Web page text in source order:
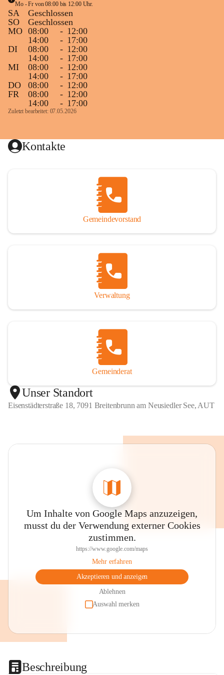
Mo - Fr von 08:00 bis 12:00 Uhr.
SA
Geschlossen
SO
Geschlossen
MO 08:00 - 12:00
14:00
- 17:00
DI
08:00 - 12:00
14:00
- 17:00
MI
08:00 - 12:00
14:00
- 17:00
DO
08:00 - 12:00
FR
08:00 - 12:00
14:00
- 17:00
Zuletzt bearbeitet: 07.05.2026
Kontakte
Gemeindevorstand
Verwaltung
Gemeinderat
Unser Standort
Eisenstädterstraße 18, 7091 Breitenbrunn am Neusiedler See, AUT
Um Inhalte von Google Maps anzuzeigen,
musst du der Verwendung externer Cookies
zustimmen.
https://www.google.com/maps
Mehr erfahren
Akzeptieren und anzeigen
Ablehnen
Auswahl merken
Beschreibung